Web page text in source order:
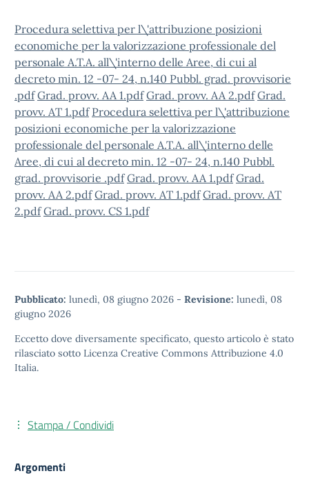
Procedura selettiva per l\'attribuzione posizioni
economiche per la valorizzazione professionale del
personale A.T.A. all\'interno delle Aree, di cui al
decreto min. 12 -07- 24, n.140 Pubbl. grad. provvisorie
.pdf Grad. provv. AA 1.pdf Grad. provv. AA 2.pdf Grad.
provv. AT 1.pdf Procedura selettiva per l\'attribuzione
posizioni economiche per la valorizzazione
professionale del personale A.T.A. all\'interno delle
Aree, di cui al decreto min. 12 -07- 24, n.140 Pubbl.
grad. provvisorie .pdf Grad. provv. AA 1.pdf Grad.
provv. AA 2.pdf Grad. provv. AT 1.pdf Grad. provv. AT
2.pdf Grad. provv. CS 1.pdf
Pubblicato: lunedì, 08 giugno 2026 - Revisione: lunedì, 08
giugno 2026
Eccetto dove diversamente specificato, questo articolo è stato
rilasciato sotto Licenza Creative Commons Attribuzione 4.0
Italia.
Stampa / Condividi
Argomenti